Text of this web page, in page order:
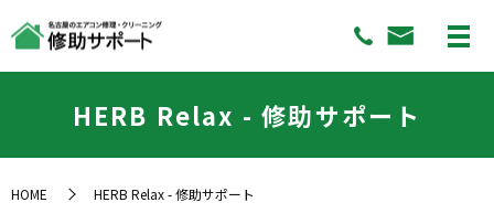
HERB Relax - 修助サポート
HOME HERB Relax - 修助サポート